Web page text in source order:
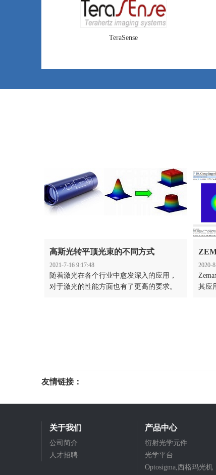
TeraSense
高斯光转平顶光束的不同方式
2021-7-16 9:17:48
随着激光在各个行业中愈发深入的应用，
对于激光的性能方面也有了更高的要求。
2020-
其应
友情链接：
关于我们
公司简介
人才招聘
产品中心
衍射光学元件
光学平台
Optosigma,西格玛光机